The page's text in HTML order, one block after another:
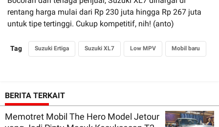
rentang harga mulai dari Rp 230 juta hingga Rp 267 juta
untuk tipe tertinggi. Cukup kompetitif, nih! (anto)
Tag Suzuki Ertiga Suzuki XL7 Low MPV Mobil baru
BERITA TERKAIT
Memotret Mobil The Hero Model Jetour